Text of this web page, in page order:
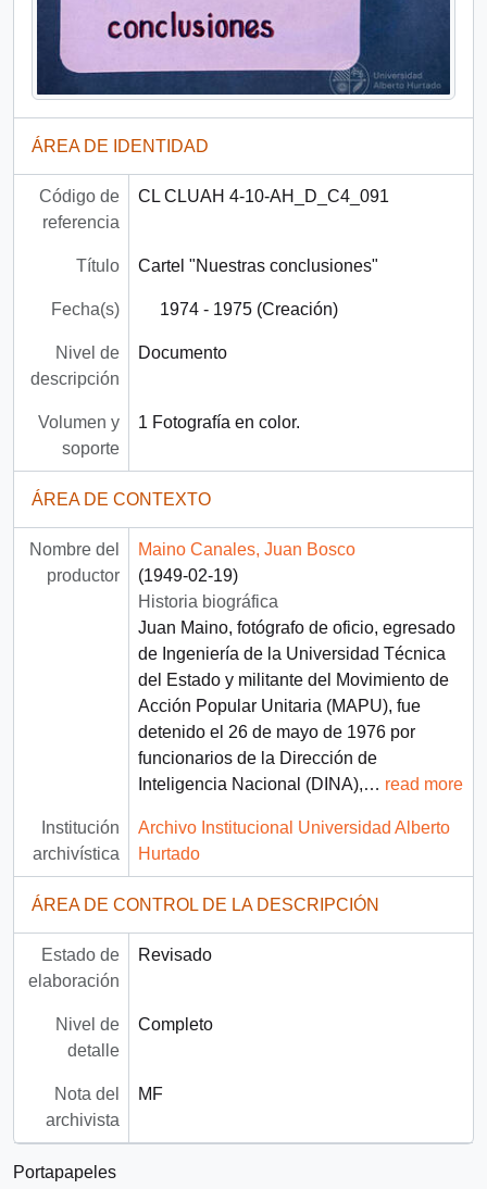
ÁREA DE IDENTIDAD
Código de
referencia
CL CLUAH 4-10-AH_D_C4_091
Título Cartel "Nuestras conclusiones"
Fecha(s) 1974 - 1975 (Creación)
Nivel de
descripción
Documento
Volumen y
soporte
1 Fotografía en color.
ÁREA DE CONTEXTO
Nombre del
productor
Maino Canales, Juan Bosco
(1949-02-19)
Historia biográfica
Juan Maino, fotógrafo de oficio, egresado
de Ingeniería de la Universidad Técnica
del Estado y militante del Movimiento de
Acción Popular Unitaria (MAPU), fue
detenido el 26 de mayo de 1976 por
funcionarios de la Dirección de
Inteligencia Nacional (DINA),… read more
Institución
archivística
Archivo Institucional Universidad Alberto
Hurtado
ÁREA DE CONTROL DE LA DESCRIPCIÓN
Estado de
elaboración
Revisado
Nivel de
detalle
Completo
Nota del
archivista
MF
Portapapeles